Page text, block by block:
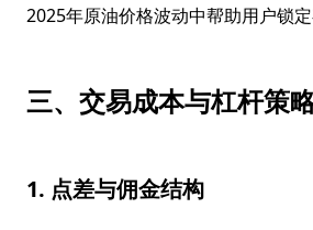
2025年原油价格波动中帮助用户锁定
三、交易成本与杠杆策
1. 点差与佣金结构